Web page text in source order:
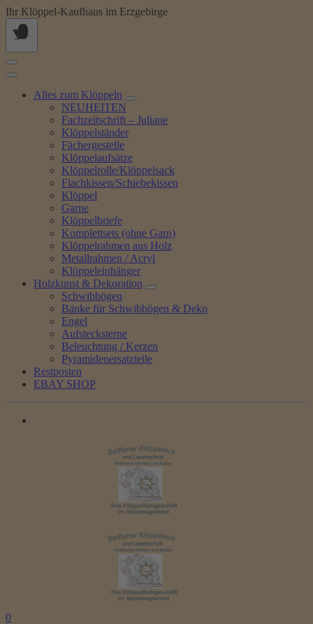
Springe
zum
Inhalt
Ihr Klöppel-Kaufhaus im Erzgebirge
Alles zum Klöppeln
NEUHEITEN
Fachzeitschrift – Juliane
Klöppelständer
Fächergestelle
Klöppelaufsätze
Klöppelrolle/Klöppelsack
Flachkissen/Schiebekissen
Klöppel
Garne
Klöppelbriefe
Komplettsets (ohne Garn)
Klöppelrahmen aus Holz
Metallrahmen / Acryl
Klöppeleinhänger
Holzkunst & Dekoration
Schwibbögen
Bänke für Schwibbögen & Deko
Engel
Aufstecksterne
Beleuchtung / Kerzen
Pyramidenersatzteile
Restposten
EBAY SHOP
0